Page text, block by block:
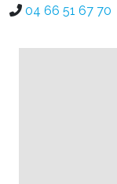
04 66 51 67 70